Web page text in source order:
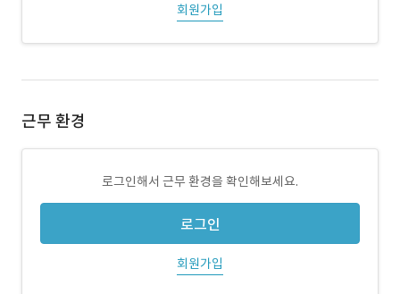
회원가입
근무 환경
로그인해서 근무 환경을 확인해보세요.
로그인
회원가입